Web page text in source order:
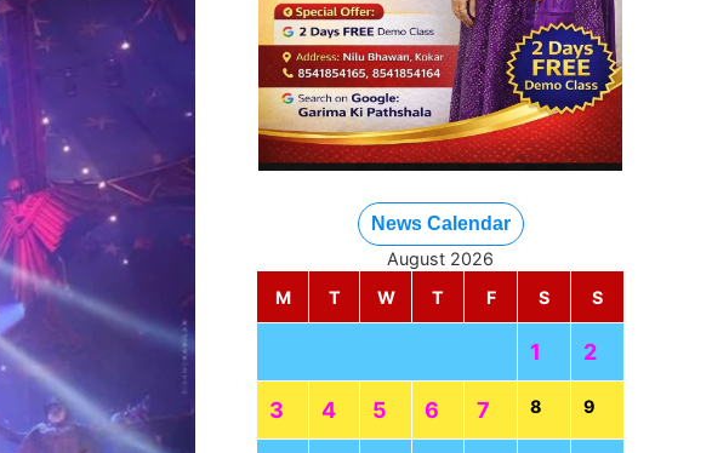
News Calendar
August 2026
M
T W T F S S
1 2
3 4 5 6 7 8 9